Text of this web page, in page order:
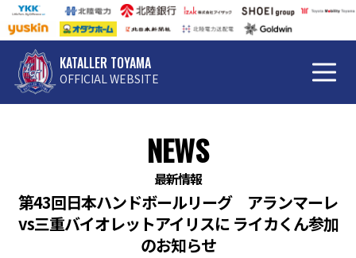
KATALLER TOYAMA
OFFICIAL WEBSITE
NEWS
最新情報
第43回日本ハンドボールリーグ アランマーレ
vs三重バイオレットアイリスに ライカくん参加
のお知らせ